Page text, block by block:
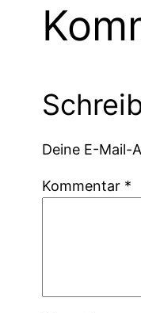
Deine E-Mail-
Kommentar *